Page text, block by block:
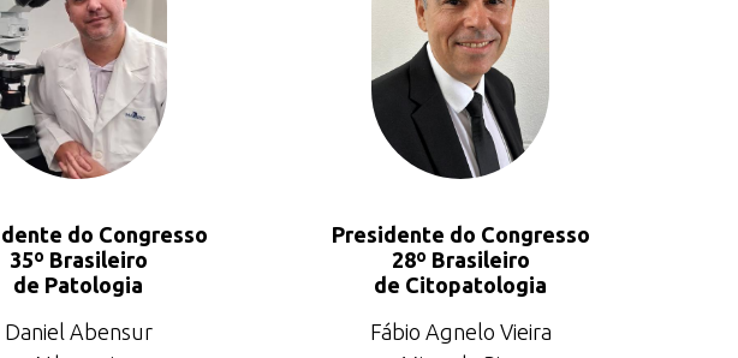
do Congresso
35º Brasileiro
de Patologia
Daniel Abensur
Presidente do Congresso
28º Brasileiro
de Citopatologia
Fábio Agnelo Vieira